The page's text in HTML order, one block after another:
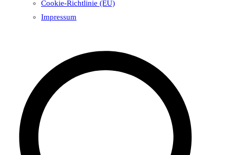
Cookie-Richtlinie (EU)
Impressum